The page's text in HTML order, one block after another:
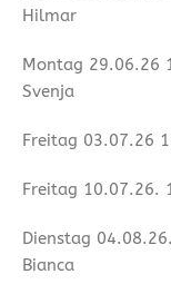
Hilmar
Montag 29.06.26
Svenja
Freitag 03.07.26
Freitag 10.07.26.
Dienstag
Bianca